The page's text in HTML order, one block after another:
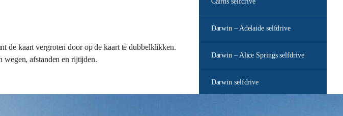
Darwin – Adelaide selfdrive
Darwin – Alice Springs selfdrive
Darwin selfdrive
de kaart vergroten door op de kaart te dubbelklikken.
wegen, afstanden en rijtijden.